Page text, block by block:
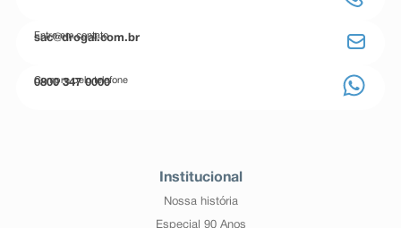
Entre em contato
sac@drogal.com.br
Compre pelo telefone
0800 347 0000
Institucional
Nossa história
Especial 90 Anos